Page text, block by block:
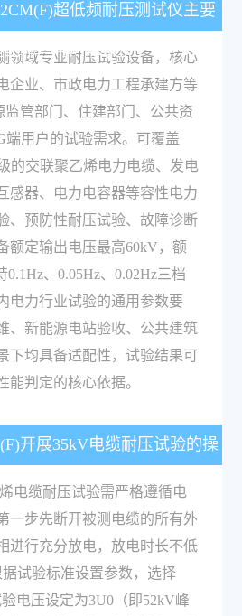
超低频耐压测试仪主要
配哪些用户需求？
领域专业耐压试验设备，核心
企业、市政电力工程承建方等
管部门、住建部门、公共资
端用户的试验需求。可覆盖
的交联聚乙烯电力电缆、发电
感器、电力电容器等容性电力
、预防性耐压试验、故障诊断
额定输出电压最高60kV，额
、0.05Hz、0.02Hz三档
电力行业试验的通用参数要
、新能源电站验收、公共建筑
下均具备适配性，试验结果可
能判定的核心依据。
开展35kV电缆耐压试验的操
电缆耐压试验需严格遵循电
一步先断开被测电缆的所有外
进行充分放电，放电时长不低
试验标准设置参数，选择
电压设定为3U0（即52kV峰